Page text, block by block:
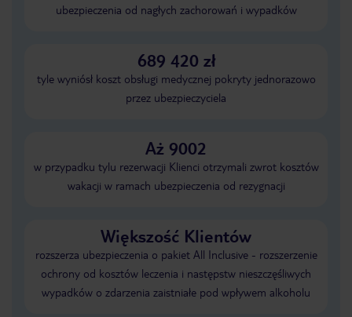
ubezpieczenia od nagłych zachorowań i wypadków
689 420 zł
tyle wyniósł koszt obsługi medycznej pokryty jednorazowo
przez ubezpieczyciela
Aż 9002
w przypadku tylu rezerwacji Klienci otrzymali zwrot kosztów
wakacji w ramach ubezpieczenia od rezygnacji
Większość Klientów
rozszerza ubezpieczenia o pakiet All Inclusive - rozszerzenie
ochrony od kosztów leczenia i następstw nieszczęśliwych
wypadków o zdarzenia zaistniałe pod wpływem alkoholu